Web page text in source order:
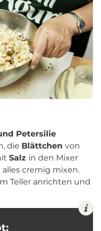
Petersilie
die Blättchen von
Salz in den Mixer
cremig mixen.
Teller anrichten und